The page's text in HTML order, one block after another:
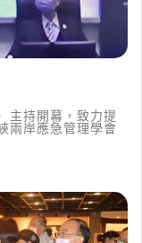
主持開幕，致力提
兩岸應急管理學會